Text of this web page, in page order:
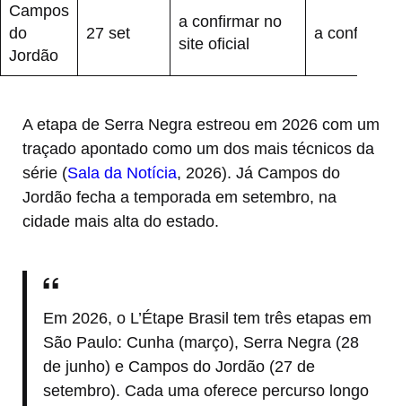
Campos
do
Jordão
27 set
a confirmar no
site oficial
a confirmar
A etapa de Serra Negra estreou em 2026 com um
traçado apontado como um dos mais técnicos da
série (Sala da Notícia, 2026). Já Campos do
Jordão fecha a temporada em setembro, na
cidade mais alta do estado.
Em 2026, o L’Étape Brasil tem três etapas em
São Paulo: Cunha (março), Serra Negra (28
de junho) e Campos do Jordão (27 de
setembro). Cada uma oferece percurso longo